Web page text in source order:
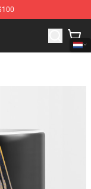
Crossing